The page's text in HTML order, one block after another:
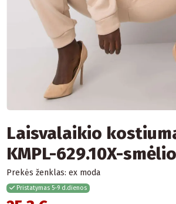
Laisvalaikio
KMPL-629.10X-
Prekės ženklas: ex moda
Pristatymas 5-9 d.dienos